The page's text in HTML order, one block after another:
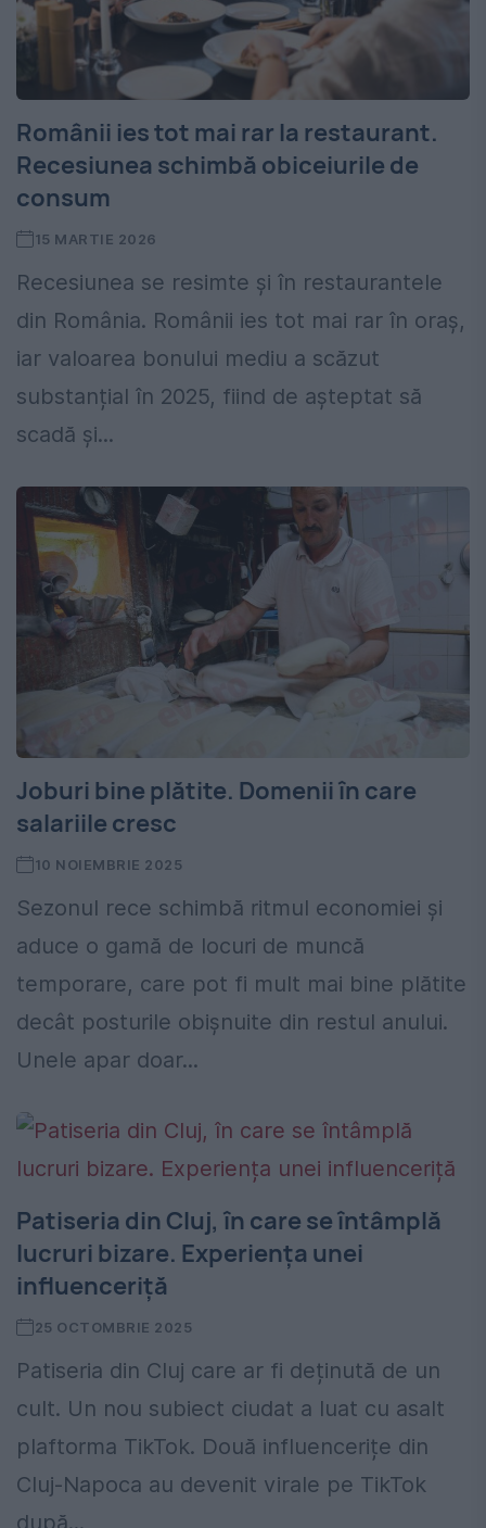
Românii ies tot mai rar la restaurant.
Recesiunea schimbă obiceiurile de
consum
15 MARTIE 2026
Recesiunea se resimte și în restaurantele
din România. Românii ies tot mai rar în oraș,
iar valoarea bonului mediu a scăzut
substanțial în 2025, fiind de așteptat să
scadă și...
Joburi bine plătite. Domenii în care
salariile cresc
10 NOIEMBRIE 2025
Sezonul rece schimbă ritmul economiei și
aduce o gamă de locuri de muncă
temporare, care pot fi mult mai bine plătite
decât posturile obișnuite din restul anului.
Unele apar doar...
Patiseria din Cluj, în care se întâmplă
lucruri bizare. Experiența unei
influenceriță
25 OCTOMBRIE 2025
Patiseria din Cluj care ar fi deținută de un
cult. Un nou subiect ciudat a luat cu asalt
plaftorma TikTok. Două influencerițe din
Cluj-Napoca au devenit virale pe TikTok